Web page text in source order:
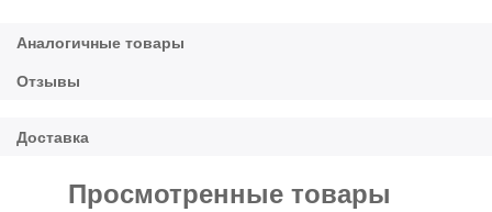
Просмотренные товары